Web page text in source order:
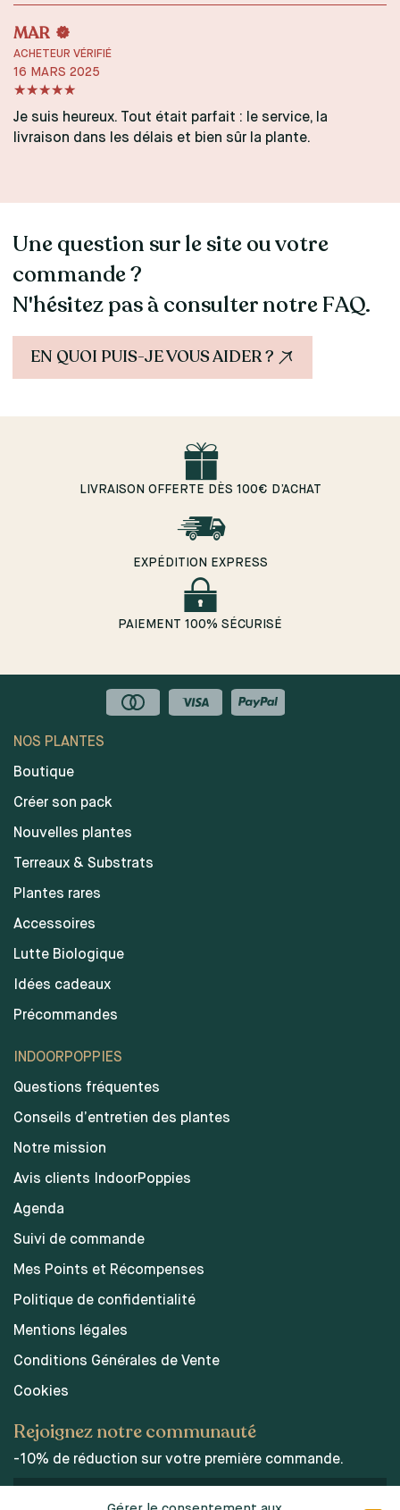
MAR
ACHETEUR VÉRIFIÉ
16 MARS 2025
Je suis heureux. Tout était parfait : le service, la
livraison dans les délais et bien sûr la plante.
Une question sur le site ou votre
commande ?
N'hésitez pas à consulter notre FAQ.
EN QUOI PUIS-JE VOUS AIDER ?
LIVRAISON OFFERTE DÈS 100€ D’ACHAT
EXPÉDITION EXPRESS
PAIEMENT 100% SÉCURISÉ
NOS PLANTES
Boutique
Créer son pack
Nouvelles plantes
Terreaux & Substrats
Plantes rares
Accessoires
Lutte Biologique
Idées cadeaux
Précommandes
INDOORPOPPIES
Questions fréquentes
Conseils d’entretien des plantes
Notre mission
Avis clients IndoorPoppies
Agenda
Suivi de commande
Mes Points et Récompenses
Politique de confidentialité
Mentions légales
Conditions Générales de Vente
Cookies
Rejoignez notre communauté
-10% de réduction sur votre première commande.